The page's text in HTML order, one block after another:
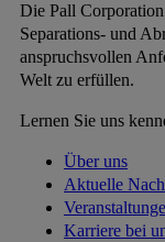
Die Pall
Separations- und
anspruchsvollen
Welt zu erfüllen.
Lernen Sie uns
Über uns
Aktuelle
Karriere bei